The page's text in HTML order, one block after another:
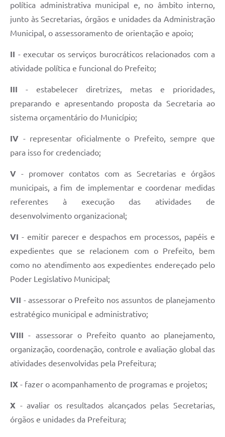
política administrativa municipal e, no âmbito interno,
junto às Secretarias, órgãos e unidades da Administração
Municipal, o assessoramento de orientação e apoio;
II - executar os serviços burocráticos relacionados com a
atividade política e funcional do Prefeito;
III - estabelecer diretrizes, metas e prioridades,
preparando e apresentando proposta da Secretaria ao
sistema orçamentário do Município;
IV - representar oficialmente o Prefeito, sempre que
para isso for credenciado;
V - promover contatos com as Secretarias e órgãos
municipais, a fim de implementar e coordenar medidas
referentes à execução das atividades de
desenvolvimento organizacional;
VI - emitir parecer e despachos em processos, papéis e
expedientes que se relacionem com o Prefeito, bem
como no atendimento aos expedientes endereçado pelo
Poder Legislativo Municipal;
VII - assessorar o Prefeito nos assuntos de planejamento
estratégico municipal e administrativo;
VIII - assessorar o Prefeito quanto ao planejamento,
organização, coordenação, controle e avaliação global das
atividades desenvolvidas pela Prefeitura;
IX - fazer o acompanhamento de programas e projetos;
X - avaliar os resultados alcançados pelas Secretarias,
órgãos e unidades da Prefeitura;